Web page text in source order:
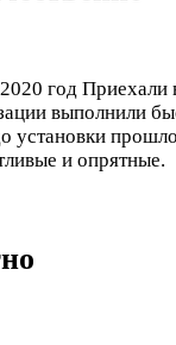
год Приехали
выполнили
установки
и опрятные.